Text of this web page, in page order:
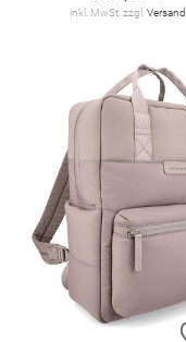
inkl. MwSt. zzgl. Versand